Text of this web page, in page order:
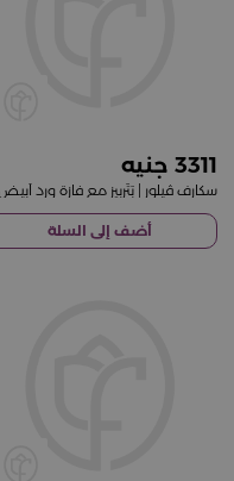
3311
سكارف ڤيلور | بَتّربيز مع فازة ورد أبيض
أضف إلى السلة